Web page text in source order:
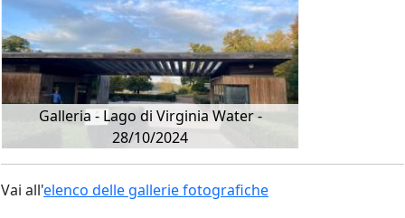
Galleria - Lago di Virginia Water -
28/10/2024
Vai all'elenco delle gallerie fotografiche